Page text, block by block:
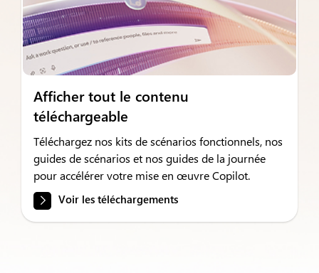
Afficher tout le contenu
téléchargeable
Téléchargez nos kits de scénarios fonctionnels, nos
guides de scénarios et nos guides de la journée
pour accélérer votre mise en œuvre Copilot.
Voir les téléchargements